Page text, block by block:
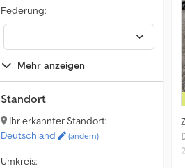
Federung:
Mehr anzeigen
Standort
Ihr erkannter Standort:
Deutschland
(ändern)
Umkreis:
2